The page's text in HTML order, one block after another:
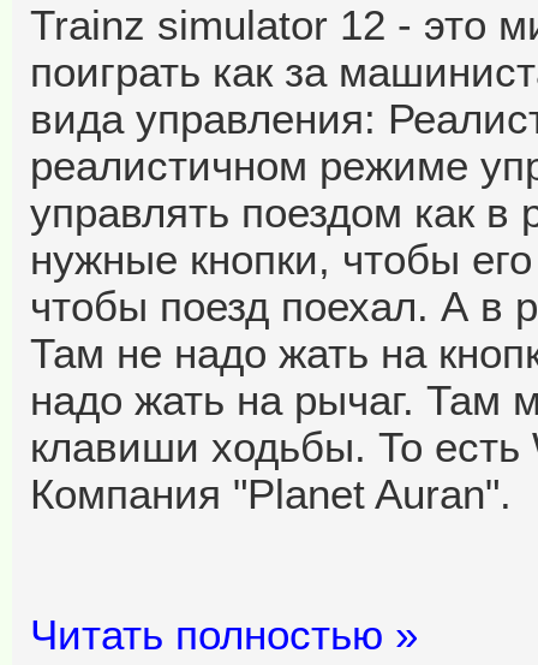
Trainz simulator 12 - это
поиграть как за
вида управления:
реалистичном режиме
управлять поездом как
нужные кнопки, чтобы
чтобы поезд поехал. А в
Там не надо жать на
надо жать на рычаг. Там
клавиши ходьбы. То есть
Компания "Planet Auran".
Читать полностью »